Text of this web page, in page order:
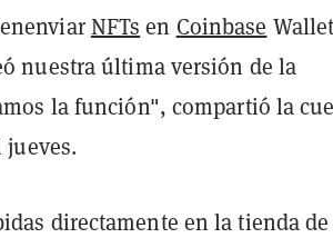
NFTs en Coinbase
nuestra última versión de la
la función", compartió la
directamente en la tienda de